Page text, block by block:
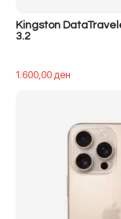
Kingston
3.2
1.600,00ден